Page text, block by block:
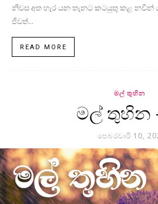
නිවස අත හැර යන තැනට කටයුතු කළ නවීන්
ජීවත්...
READ MORE
මල් තුහින
මල් තුහින
පෙබරවාරි 10,